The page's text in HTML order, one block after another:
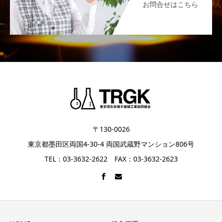
お問合せはこちら
〒130-0026
東京都墨田区両国4-30-4 両国武蔵野マンション806号
TEL：03-3632-2622 FAX：03-3632-2623